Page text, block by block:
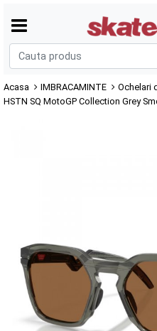
Acasa IMBRACAMINTE Ochelari
HSTN SQ MotoGP Collection Grey